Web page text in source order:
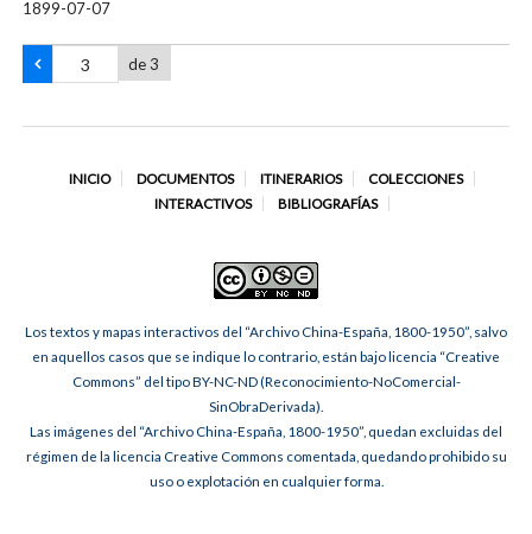
1899-07-07
de 3
INICIO DOCUMENTOS ITINERARIOS
COLECCIONES
INTERACTIVOS
BIBLIOGRAFÍAS
Los textos y mapas interactivos del “Archivo China-España, 1800-1950”, salvo
en aquellos casos que se indique lo contrario, están bajo licencia “Creative
Commons” del tipo BY-NC-ND (Reconocimiento-NoComercial-
SinObraDerivada).
Las imágenes del “Archivo China-España, 1800-1950”, quedan excluidas del
régimen de la licencia Creative Commons comentada, quedando prohibido su
uso o explotación en cualquier forma.